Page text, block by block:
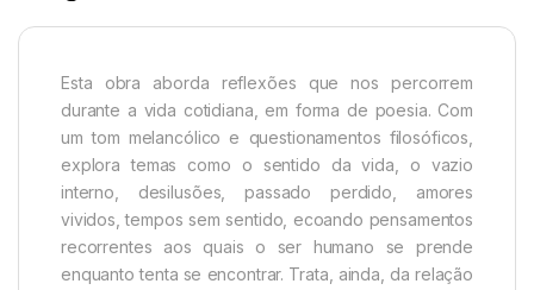
Esta obra aborda reflexões que nos percorrem
durante a vida cotidiana, em forma de poesia. Com
um tom melancólico e questionamentos filosóficos,
explora temas como o sentido da vida, o vazio
interno, desilusões, passado perdido, amores
vividos, tempos sem sentido, ecoando pensamentos
recorrentes aos quais o ser humano se prende
enquanto tenta se encontrar. Trata, ainda, da relação